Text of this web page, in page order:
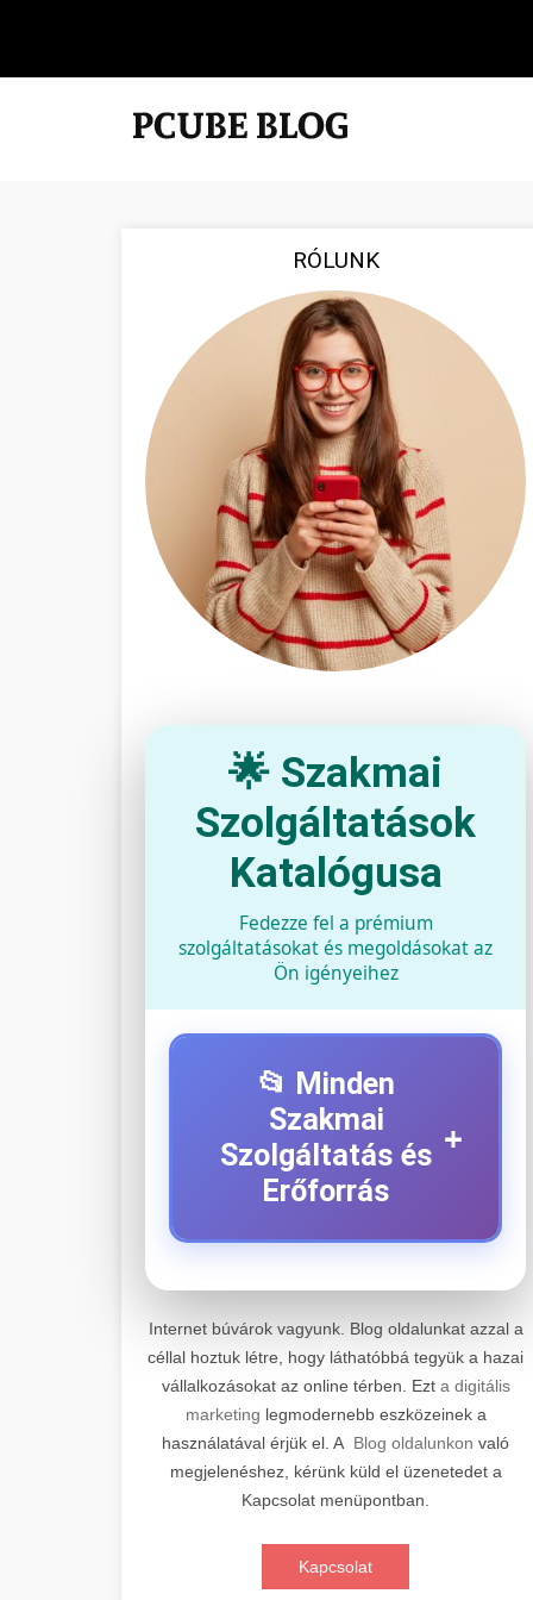
RÓLUNK
🌟 Szakmai
Szolgáltatások
Katalógusa
Fedezze fel a prémium
szolgáltatásokat és megoldásokat az
Ön igényeihez
📂 Minden
Szakmai
Szolgáltatás és
Erőforrás
+
+
Professzionális elektromos roller
javítási és karbantartási szolgáltatások.
Szakértő technikusaink minőségi
szervízt nyújtanak minden jelentős
márkához és modellhez.
Szervizközpont Látogatása
📊 2. Online Marketing
Ügynökség
+
Átfogó online marketing
szolgáltatások, beleértve a SEO-t,
közösségi média kezelést és digitális
hirdetéseket. Növekedés elérése
Elektromos Roller
Internet búvárok vagyunk. Blog oldalunkat azzal a
céllal hoztuk létre, hogy láthatóbbá tegyük a hazai
vállalkozásokat az online térben. Ezt a digitális
marketing legmodernebb eszközeinek a
használatával érjük el. A Blog oldalunkon való
megjelenéshez, kérünk küld el üzenetedet a
Kapcsolat menüpontban.
Kapcsolat